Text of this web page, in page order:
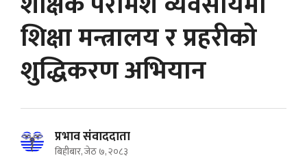
शिक्षा मन्त्रालय र प्रहरीको
शुद्धिकरण अभियान
प्रभाव संवाददाता
बिहीबार, जेठ ७, २०८३